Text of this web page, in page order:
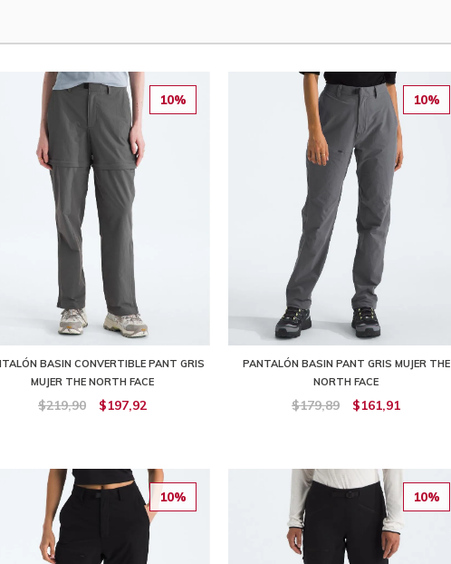
10%
BASIN CONVERTIBLE PANT GRIS
MUJER THE NORTH FACE
$219,90 $197,92
10%
PANTALÓN BASIN PANT GRIS MUJER THE
NORTH FACE
$179,89 $161,91
10% 10%